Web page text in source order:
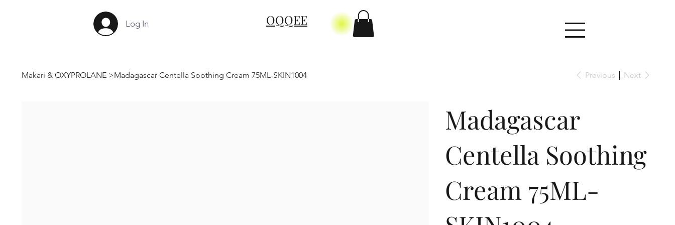
Log In OQQEE
Makari & OXYPROLANE >Madagascar Centella Soothing Cream 75ML-SKIN1004 Previous Next
Madagascar
Centella Soothing
Cream 75ML-